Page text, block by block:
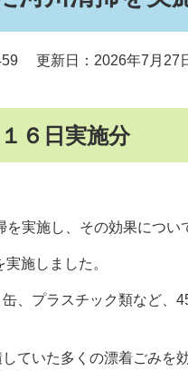
更新日：2026年7月27
６日実施分
実施し、その効果につい
施しました。
、プラスチック類など、
ていた多くの漂着ごみを